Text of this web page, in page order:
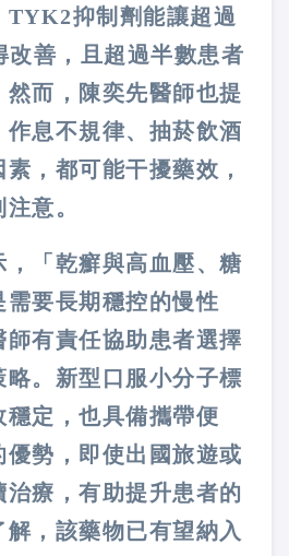
TYK2抑制劑能讓超過
改善，且超過半數患者
而，陳奕先醫師也提
息不規律、抽菸飲酒
，都可能干擾藥效，
意。
，「乾癬與高血壓、糖
需要長期穩控的慢性
有責任協助患者選擇
。新型口服小分子標
定，也具備攜帶便
勢，即使出國旅遊或
療，有助提升患者的
，該藥物已有望納入